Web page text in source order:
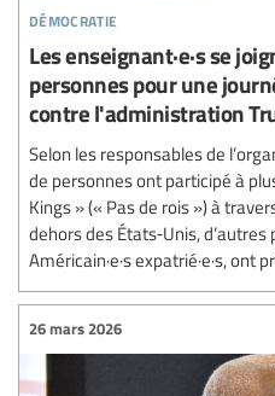
démocratie
Les enseignant·e·s se
personnes pour une
contre l'administration
Selon les responsables de
de personnes ont participé à
Kings » (« Pas de rois ») à
dehors des États‑Unis,
Américain·e·s expatrié·e·s,
26 mars 2026